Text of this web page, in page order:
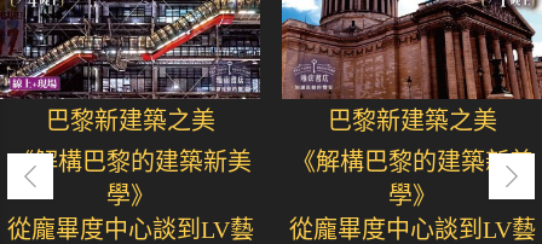
巴黎新建築之美
《解構巴黎的建築新美
學》
從龐畢度中心談到LV藝
巴黎新建築之美
《解構巴黎的建築新美
學》
從龐畢度中心談到LV藝